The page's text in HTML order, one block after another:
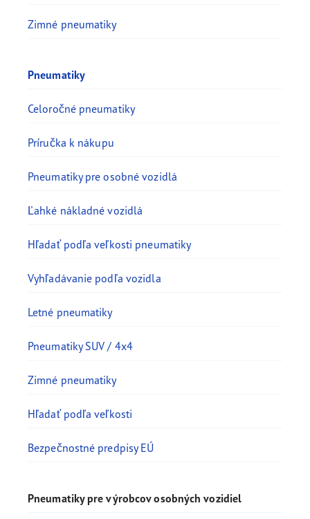
Zimné pneumatiky
Pneumatiky
Celoročné pneumatiky
Príručka k nákupu
Pneumatiky pre osobné vozidlá
Ľahké nákladné vozidlá
Hľadať podľa veľkosti pneumatiky
Vyhľadávanie podľa vozidla
Letné pneumatiky
Pneumatiky SUV / 4x4
Zimné pneumatiky
Hľadať podľa veľkosti
Bezpečnostné predpisy EÚ
Pneumatiky pre výrobcov osobných vozidiel